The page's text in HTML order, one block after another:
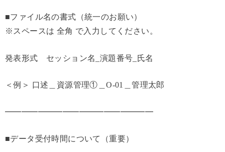
■ファイル名の書式（統一のお願い）
※スペースは 全角 で入力してください。
発表形式 セッション名_演題番号_氏名
＜例＞ 口述＿資源管理①＿O-01＿管理太郎
━━━━━━━━━━━━━━━━━━
■データ受付時間について（重要）